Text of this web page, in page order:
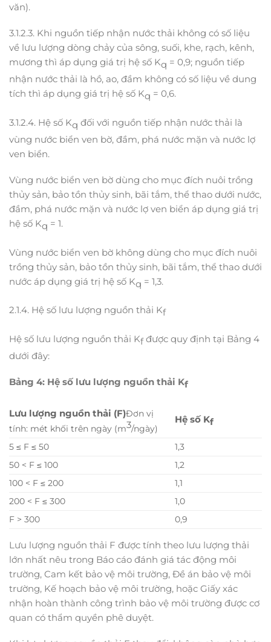
văn).
3.1.2.3. Khi nguồn tiếp nhận nước thải không có số liệu
về lưu lượng dòng chảy của sông, suối, khe, rạch, kênh,
mương thì áp dụng giá trị hệ số Kq = 0,9; nguồn tiếp
nhận nước thải là hồ, ao, đầm không có số liệu về dung
tích thì áp dụng giá trị hệ số Kq = 0,6.
3.1.2.4. Hệ số Kq đối với nguồn tiếp nhận nước thải là
vùng nước biển ven bờ, đầm, phá nước mặn và nước lợ
ven biển.
Vùng nước biển ven bờ dùng cho mục đích nuôi trồng
thủy sản, bảo tồn thủy sinh, bãi tắm, thể thao dưới nước,
đầm, phá nước mặn và nước lợ ven biển áp dụng giá trị
hệ số Kq = 1.
Vùng nước biển ven bờ không dùng cho mục đích nuôi
trồng thủy sản, bảo tồn thủy sinh, bãi tắm, thể thao dưới
nước áp dụng giá trị hệ số Kq = 1,3.
2.1.4. Hệ số lưu lượng nguồn thải Kf
Hệ số lưu lượng nguồn thải Kfđược quy định tại Bảng 4
dưới đây:
Bảng 4: Hệ số lưu lượng nguồn thải Kf
Lưu lượng nguồn thải (F)Đơn vị
tính: mét khối trên ngày (m3/ngày)
Hệ số Kf
5 ≤ F ≤ 50
1,3
50 < F ≤ 100
1,2
100 < F ≤ 200
1,1
200 < F ≤ 300
1,0
F > 300
0,9
Lưu lượng nguồn thải F được tính theo lưu lượng thải
lớn nhất nêu trong Báo cáo đánh giá tác động môi
trường, Cam kết bảo vệ môi trường, Đề án bảo vệ môi
trường, Kế hoạch bảo vệ môi trường, hoặc Giấy xác
nhận hoàn thành công trình bảo vệ môi trường được cơ
quan có thẩm quyền phê duyệt.